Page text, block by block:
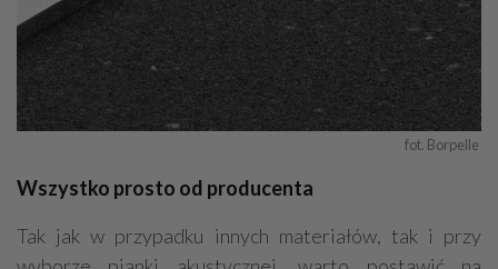
fot. Borpelle
Wszystko prosto od producenta
Tak jak w przypadku innych materiałów, tak i przy